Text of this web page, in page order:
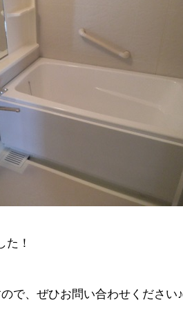
！
で、ぜひお問い合わせください♪